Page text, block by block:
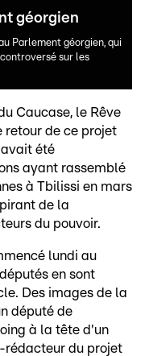
géorgien
Parlement géorgien, qui
sur les
Caucase, le Rêve
retour de ce projet
été
ayant rassemblé
à Tbilissi en mars
de la
du pouvoir.
lundi au
en sont
Des images de la
député de
à la tête d'un
rédacteur du projet